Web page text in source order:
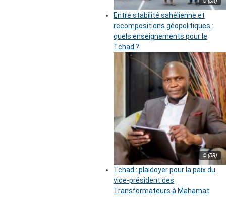
Entre stabilité sahélienne et
recompositions géopolitiques :
quels enseignements pour le
Tchad ?
© (DR)
Tchad : plaidoyer pour la paix du
vice-président des
Transformateurs à Mahamat